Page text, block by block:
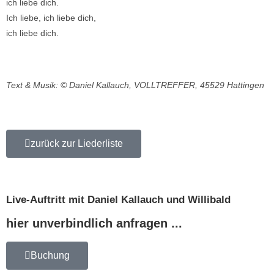
ich liebe dich.
Ich liebe, ich liebe dich,
ich liebe dich.
Text & Musik: © Daniel Kallauch, VOLLTREFFER, 45529 Hattingen
zurück zur Liederliste
Live-Auftritt mit Daniel Kallauch und Willibald
hier unverbindlich anfragen ...
Buchung